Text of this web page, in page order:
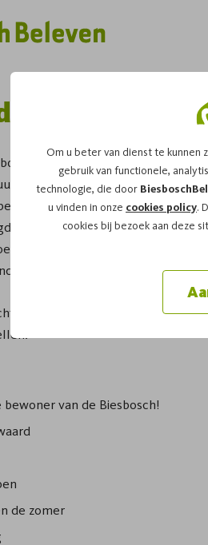
Om u beter van dienst te kunnen
gebruik van functionele,
technologie, die door
u vinden in onze cookies policy.
cookies bij bezoek aan deze
de
Beleven ga je op zoek naar
organiseren we in
spotten? Tijdens de
Onder begeleiding van
naar vraatsporen, burchten en
Daarnaast krijg je allerlei
begeleid door onze ervaren
van de Biesbosch!
de zomer